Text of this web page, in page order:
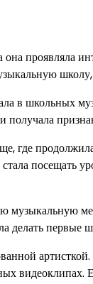
проявляла
в школьных
делать первые